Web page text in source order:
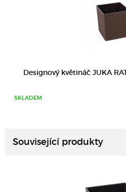
Designový květináč JUKA
SKLADEM
Související produkty